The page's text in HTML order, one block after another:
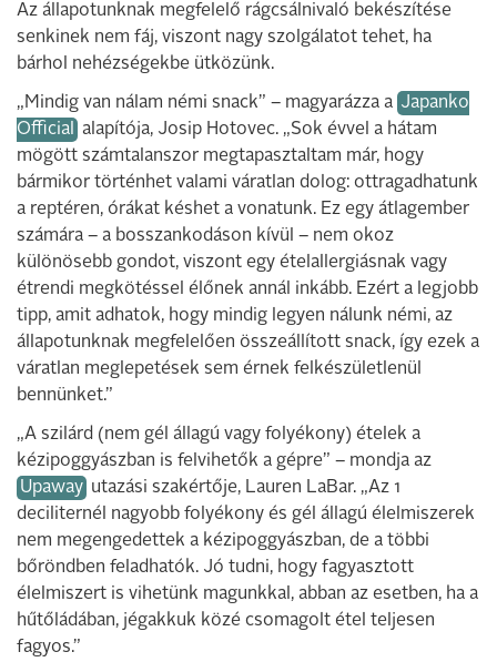
Az állapotunknak megfelelő rágcsálnivaló bekészítése
senkinek nem fáj, viszont nagy szolgálatot tehet, ha
bárhol nehézségekbe ütközünk.
„Mindig van nálam némi snack” – magyarázza a Japanko
Official
alapítója, Josip Hotovec. „Sok évvel a hátam
mögött számtalanszor megtapasztaltam már, hogy
bármikor történhet valami váratlan dolog: ottragadhatunk
a reptéren, órákat késhet a vonatunk. Ez egy átlagember
számára – a bosszankodáson kívül – nem okoz
különösebb gondot, viszont egy ételallergiásnak vagy
étrendi megkötéssel élőnek annál inkább. Ezért a legjobb
tipp, amit adhatok, hogy mindig legyen nálunk némi, az
állapotunknak megfelelően összeállított snack, így ezek a
váratlan meglepetések sem érnek felkészületlenül
bennünket.”
„A szilárd (nem gél állagú vagy folyékony) ételek a
kézipoggyászban is felvihetők a gépre” – mondja az
Upaway utazási szakértője, Lauren LaBar. „Az 1
deciliternél nagyobb folyékony és gél állagú élelmiszerek
nem megengedettek a kézipoggyászban, de a többi
bőröndben feladhatók. Jó tudni, hogy fagyasztott
élelmiszert is vihetünk magunkkal, abban az esetben, ha a
hűtőládában, jégakkuk közé csomagolt étel teljesen
fagyos.”